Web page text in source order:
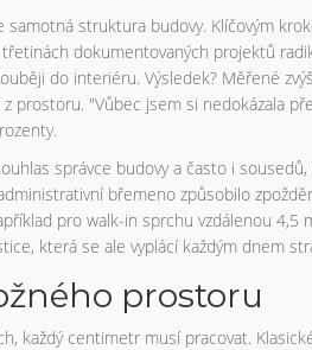
samotná struktura budovy. Klíčovým
dokumentovaných projektů
do interiéru. Výsledek? Měřené
prostoru. "Vůbec jsem si nedokázala
správce budovy a často i
břemeno způsobilo
pro walk-in sprchu vzdálenou
která se ale vyplácí každým dnem
prostoru
každý centimetr musí pracovat.